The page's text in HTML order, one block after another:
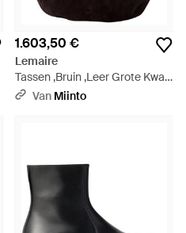
1.603,50 €
Lemaire
Tassen ,Bruin ,Leer Grote Kwal
Clip Tas - Zwart
Van Miinto